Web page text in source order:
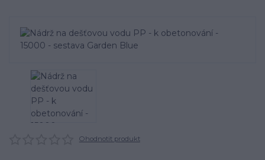
Ohodnotit produkt